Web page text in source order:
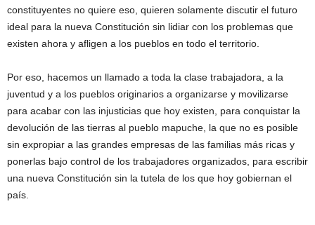
constituyentes no quiere eso, quieren solamente discutir el futuro
ideal para la nueva Constitución sin lidiar con los problemas que
existen ahora y afligen a los pueblos en todo el territorio.
Por eso, hacemos un llamado a toda la clase trabajadora, a la
juventud y a los pueblos originarios a organizarse y movilizarse
para acabar con las injusticias que hoy existen, para conquistar la
devolución de las tierras al pueblo mapuche, la que no es posible
sin expropiar a las grandes empresas de las familias más ricas y
ponerlas bajo control de los trabajadores organizados, para escribir
una nueva Constitución sin la tutela de los que hoy gobiernan el
país.